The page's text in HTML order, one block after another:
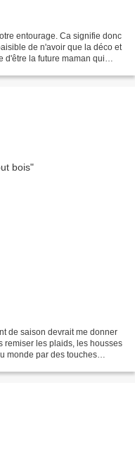
entourage. Ca signifie donc
de n'avoir que la déco et
d'être la future maman qui
de saison devrait me donner
remiser les plaids, les housses
monde par des touches